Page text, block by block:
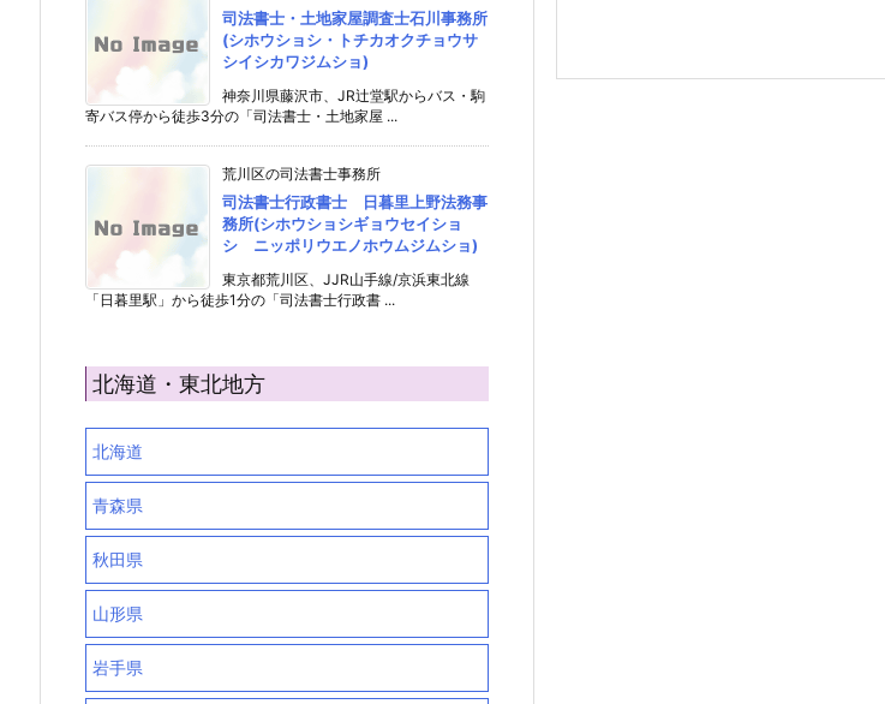
司法書士・土地家屋調査士石川事務所
(シホウショシ・トチカオクチョウサ
シイシカワジムショ)
神奈川県藤沢市、JR辻堂駅からバス・駒
寄バス停から徒歩3分の「司法書士・土地家屋 ...
荒川区の司法書士事務所
司法書士行政書士 日暮里上野法務事
務所(シホウショシギョウセイショ
シ ニッポリウエノホウムジムショ)
東京都荒川区、JJR山手線/京浜東北線
「日暮里駅」から徒歩1分の「司法書士行政書 ...
北海道・東北地方
北海道
青森県
秋田県
山形県
岩手県